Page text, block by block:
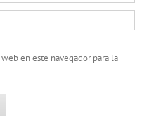
en este navegador para la